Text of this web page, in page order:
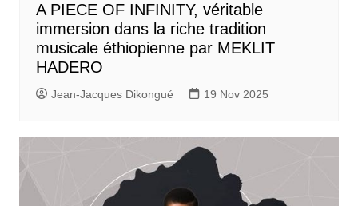
A PIECE OF INFINITY, véritable
immersion dans la riche tradition
musicale éthiopienne par MEKLIT
HADERO
Jean-Jacques Dikongué 19 Nov 2025